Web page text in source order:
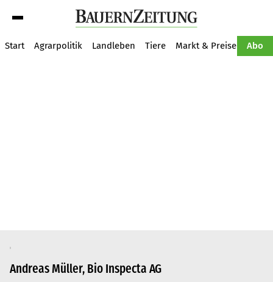
Start Agrarpolitik Landleben Tiere Markt & Preise Abo
Andreas Müller, Bio Inspecta AG